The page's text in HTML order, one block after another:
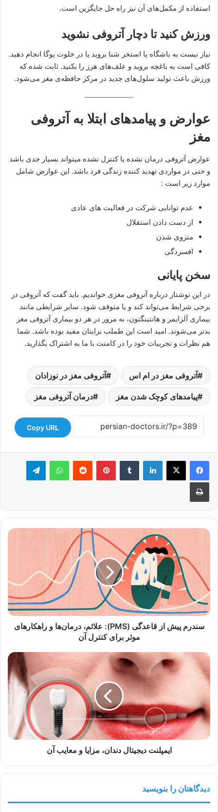
استفاده از مکمل‌های آن نیز راه حل جایگزین است.
ورزش کنید تا دچار آتروفی نشوید
نیاز نیست به باشگاه یا استخر شنا بروید یا در خلوت یوگا انجام دهید.
کافی است به باغچه بروید و علف‌های هرز را بکنید. ثابت شده که
ورزش باعث تولید سلول‌های جدید در مرکز حافظه‌ی مغز می‌شود.
عوارض و پیامدهای ابتلا به آتروفی
مغز
عوارض آتروفی درمان نشده یا کنترل نشده میتواند بسیار جدی باشد
و حتی در مواردی تهدید کننده زندگی فرد باشد. این عوارض شامل
موارد زیر است :
عدم توانایی شرکت در فعالیت های عادی
از دست دادن استقلال
منزوی شدن
افسردگی
سخن پایانی
در این نوشتار درباره آتروفی مغزی خواندیم. باید گفت که آتروفی در
برخی شرایط می‌تواند کند و یا متوقف شود. سایر شرایطی مانند
بیماری آلزایمر و ‌هانتینگتون، به مرور در هر دو بیماری آتروفی مغز
بدتر می‌شوند. امید است این طملب برایتان مفید بوده باشد. شما
هم نظرات و تجربیات خود را در کامنت با ما به اشتراک بگذارید.
آتروفی مغز در ام اس آتروفی مغز در نوزادان
پیامدهای کوچک شدن مغز درمان آتروفی مغز
Copy URL
لینکدین ‫تامبلر ‫پین‌ترست‫رددیت واتس آپ تلگرام
چاپ
سندرم
قاعدگی
علائم،
درمان‌ها
و
راهکارهای
موثر
آن
سندرم پیش از قاعدگی (PMS): علائم، درمان‌ها و راهکارهای
موثر برای کنترل آن
ایمپلنت
دیجیتال
دندان،
مزایا
و
معایب
آن
ایمپلنت دیجیتال دندان، مزایا و معایب آن
دیدگاهتان را بنویسید